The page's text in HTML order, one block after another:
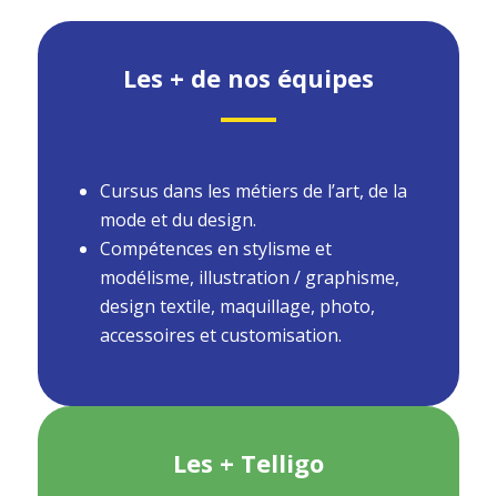
Les + de nos équipes
Cursus dans les métiers de l’art, de la
mode et du design.
Compétences en stylisme et
modélisme, illustration / graphisme,
design textile, maquillage, photo,
accessoires et customisation.
Les + Telligo